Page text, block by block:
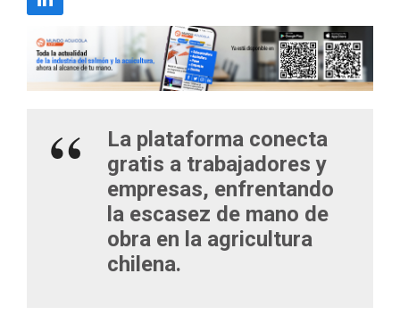
La plataforma conecta
gratis a trabajadores y
empresas, enfrentando
la escasez de mano de
obra en la agricultura
chilena.